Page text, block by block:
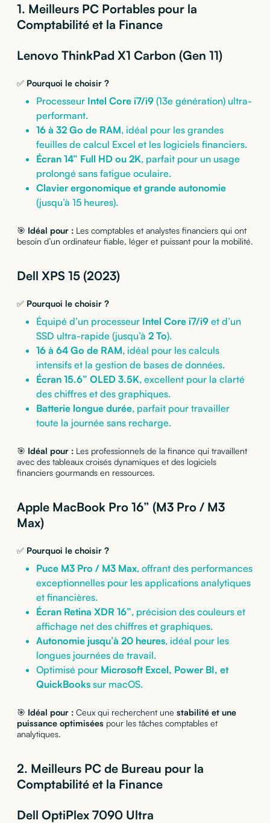
1. Meilleurs PC Portables pour la
Comptabilité et la Finance
Lenovo ThinkPad X1 Carbon (Gen 11)
✅ Pourquoi le choisir ?
Processeur Intel Core i7/i9(13e génération) ultra-
performant.
16 à 32 Go de RAM, idéal pour les grandes
feuilles de calcul Excel et les logiciels financiers.
Écran 14” Full HD ou 2K, parfait pour un usage
prolongé sans fatigue oculaire.
Clavier ergonomique et grande autonomie
(jusqu’à 15 heures).
🎯 Idéal pour :Les comptables et analystes financiers qui ont
besoin d’un ordinateur fiable, léger et puissant pour la mobilité.
Dell XPS 15 (2023)
✅ Pourquoi le choisir ?
Équipé d’un processeur Intel Core i7/i9et d’un
SSD ultra-rapide (jusqu’à 2 To).
16 à 64 Go de RAM, idéal pour les calculs
intensifs et la gestion de bases de données.
Écran 15.6” OLED 3.5K, excellent pour la clarté
des chiffres et des graphiques.
Batterie longue durée, parfait pour travailler
toute la journée sans recharge.
🎯 Idéal pour :Les professionnels de la finance qui travaillent
avec des tableaux croisés dynamiques et des logiciels
financiers gourmands en ressources.
Apple MacBook Pro 16” (M3 Pro / M3
Max)
✅ Pourquoi le choisir ?
Puce M3 Pro / M3 Max, offrant des performances
exceptionnelles pour les applications analytiques
et financières.
Écran Retina XDR 16”, précision des couleurs et
affichage net des chiffres et graphiques.
Autonomie jusqu’à 20 heures, idéal pour les
longues journées de travail.
Optimisé pour Microsoft Excel, Power BI, et
QuickBookssur macOS.
🎯 Idéal pour :Ceux qui recherchent une stabilité et une
puissance optimisées pour les tâches comptables et
analytiques.
2. Meilleurs PC de Bureau pour la
Comptabilité et la Finance
Dell OptiPlex 7090 Ultra